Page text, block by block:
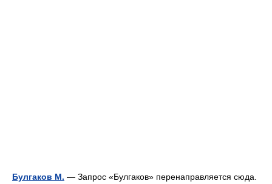
Булгаков М. — Запрос «Булгаков» перенаправляется сюда.